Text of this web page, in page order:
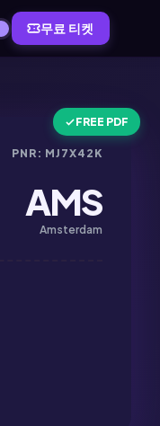
무료 티켓
FREE PDF
PNR: MJ7X42K
AMS
Amsterdam